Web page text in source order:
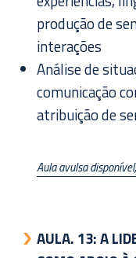
produção de
interações
Análise de
comunicação
atribuição de
Aula avulsa
AULA. 13:A